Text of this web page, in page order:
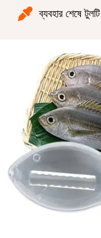
ব্যবহার শেষে